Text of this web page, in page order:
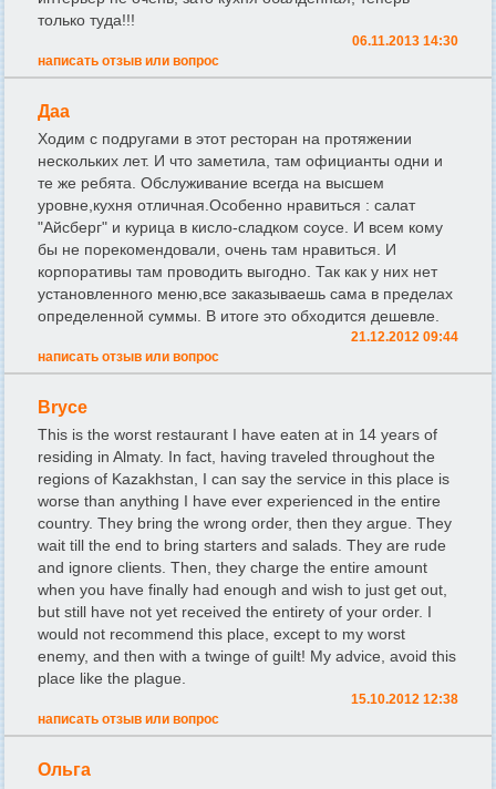
только туда!!!
06.11.2013 14:30
написать отзыв или вопрос
Даа
Ходим с подругами в этот ресторан на протяжении
нескольких лет. И что заметила, там официанты одни и
те же ребята. Обслуживание всегда на высшем
уровне,кухня отличная.Особенно нравиться : салат
"Айсберг" и курица в кисло-сладком соусе. И всем кому
бы не порекомендовали, очень там нравиться. И
корпоративы там проводить выгодно. Так как у них нет
установленного меню,все заказываешь сама в пределах
определенной суммы. В итоге это обходится дешевле.
21.12.2012 09:44
написать отзыв или вопрос
Bryce
This is the worst restaurant I have eaten at in 14 years of
residing in Almaty. In fact, having traveled throughout the
regions of Kazakhstan, I can say the service in this place is
worse than anything I have ever experienced in the entire
country. They bring the wrong order, then they argue. They
wait till the end to bring starters and salads. They are rude
and ignore clients. Then, they charge the entire amount
when you have finally had enough and wish to just get out,
but still have not yet received the entirety of your order. I
would not recommend this place, except to my worst
enemy, and then with a twinge of guilt! My advice, avoid this
place like the plague.
15.10.2012 12:38
написать отзыв или вопрос
Ольга